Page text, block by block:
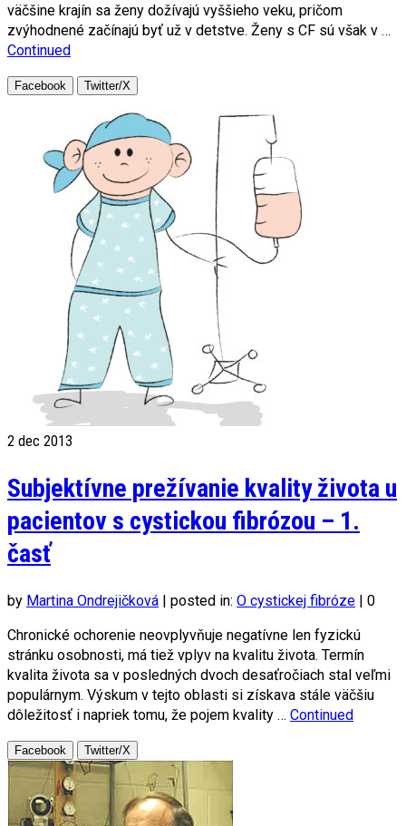
väčšine krajín sa ženy dožívajú vyššieho veku, pričom
zvýhodnené začínajú byť už v detstve. Ženy s CF sú však v …
Continued
Facebook Twitter/X
2 dec 2013
Subjektívne prežívanie kvality života u
pacientov s cystickou fibrózou – 1.
časť
by Martina Ondrejičková | posted in: O cystickej fibróze | 0
Chronické ochorenie neovplyvňuje negatívne len fyzickú
stránku osobnosti, má tiež vplyv na kvalitu života. Termín
kvalita života sa v posledných dvoch desaťročiach stal veľmi
populárnym. Výskum v tejto oblasti si získava stále väčšiu
dôležitosť i napriek tomu, že pojem kvality … Continued
Facebook Twitter/X